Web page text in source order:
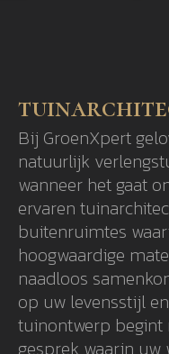
Bij GroenXpert
natuurlijk
wanneer het gaat
ervaren
buitenruimtes
hoogwaardige
naadloos
op uw levensstijl
tuinontwerp
gesprek waarin uw